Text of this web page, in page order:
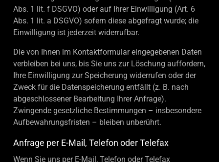
Abs. 1 lit. f DSGVO) oder auf Ihrer Einwilligung (Art. 6
Abs. 1 lit. a DSGVO) sofern diese abgefragt wurde; die
Einwilligung ist jederzeit widerrufbar.
Die von Ihnen im Kontaktformular eingegebenen Daten
verbleiben bei uns, bis Sie uns zur Löschung auffordern,
Ihre Einwilligung zur Speicherung widerrufen oder der
Zweck für die Datenspeicherung entfällt (z. B. nach
abgeschlossener Bearbeitung Ihrer Anfrage).
Zwingende gesetzliche Bestimmungen – insbesondere
Aufbewahrungsfristen – bleiben unberührt.
Anfrage per E-Mail, Telefon oder Telefax
Wenn Sie uns per E-Mail, Telefon oder Telefax